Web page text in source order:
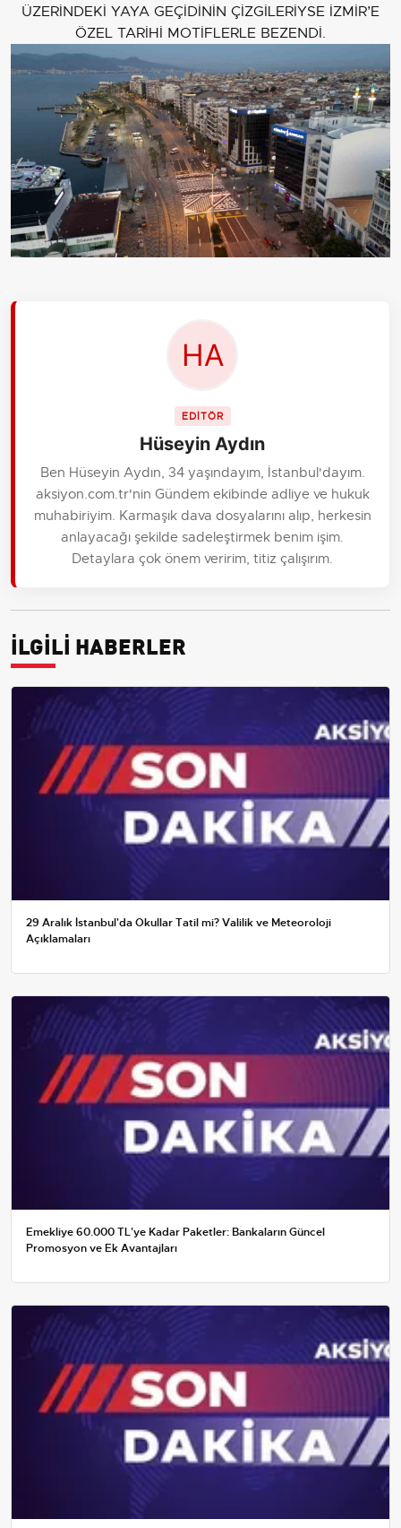
ÜZERİNDEKİ YAYA GEÇİDİNİN ÇİZGİLERİYSE İZMİR’E
ÖZEL TARİHİ MOTİFLERLE BEZENDİ.
EDİTÖR
Hüseyin Aydın
Ben Hüseyin Aydın, 34 yaşındayım, İstanbul'dayım.
aksiyon.com.tr'nin Gündem ekibinde adliye ve hukuk
muhabiriyim. Karmaşık dava dosyalarını alıp, herkesin
anlayacağı şekilde sadeleştirmek benim işim.
Detaylara çok önem veririm, titiz çalışırım.
İLGİLİ HABERLER
29 Aralık İstanbul'da Okullar Tatil mi? Valilik ve Meteoroloji
Açıklamaları
Emekliye 60.000 TL'ye Kadar Paketler: Bankaların Güncel
Promosyon ve Ek Avantajları